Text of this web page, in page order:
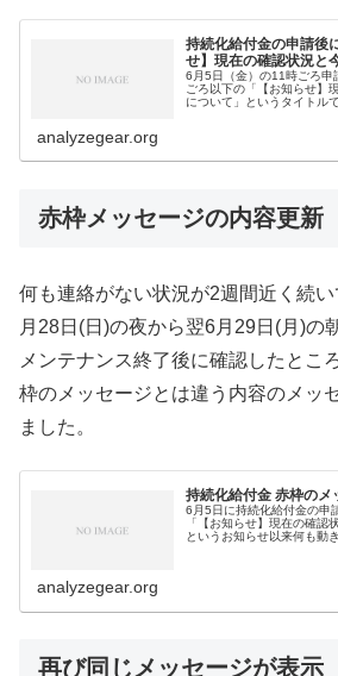
持続化給付金の申請後
せ】現在の確認状況と
6月5日（金）の11時ごろ
ごろ以下の「【お知らせ】
について」というタイトル
analyzegear.org
赤枠メッセージの内容更新
何も連絡がない状況が2週間近く続
月28日(日)の夜から翌6月29日(月)の
メンテナンス終了後に確認したとこ
枠のメッセージとは違う内容のメッ
ました。
持続化給付金 赤枠のメ
6月5日に持続化給付金の申
「【お知らせ】現在の確認
というお知らせ以来何も動
analyzegear.org
再び同じメッセージが表示